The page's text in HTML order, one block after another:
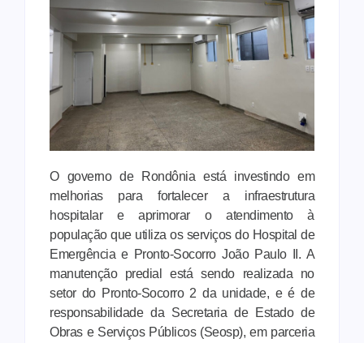
O governo de Rondônia está investindo em
melhorias para fortalecer a infraestrutura
hospitalar e aprimorar o atendimento à
população que utiliza os serviços do Hospital de
Emergência e Pronto-Socorro João Paulo II. A
manutenção predial está sendo realizada no
setor do Pronto-Socorro 2 da unidade, e é de
responsabilidade da Secretaria de Estado de
Obras e Serviços Públicos (Seosp), em parceria